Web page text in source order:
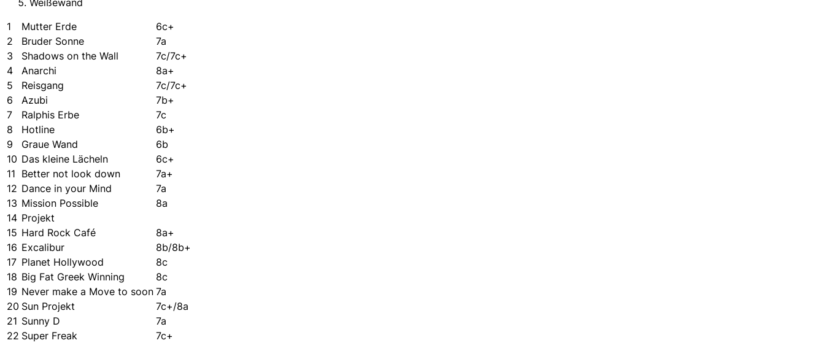
Weißewand
1
Mutter Erde
6c+
2
Bruder Sonne
7a
3
Shadows on the Wall
7c/7c+
4
Anarchi
8a+
5
Reisgang
7c/7c+
6
Azubi
7b+
7
Ralphis Erbe
7c
8
Hotline
6b+
9
Graue Wand
6b
10 Das kleine Lächeln
6c+
11 Better not look down
7a+
12 Dance in your Mind
7a
13 Mission Possible
8a
14 Projekt
15 Hard Rock Café
8a+
16 Excalibur
8b/8b+
17 Planet Hollywood
8c
18 Big Fat Greek Winning
8c
19 Never make a Move to soon 7a
20 Sun Projekt
7c+/8a
21 Sunny D
7a
22 Super Freak
7c+